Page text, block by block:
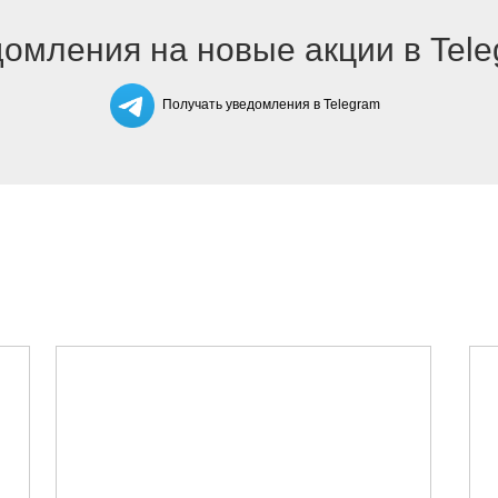
на новые акции в
Получать уведомления в Telegram